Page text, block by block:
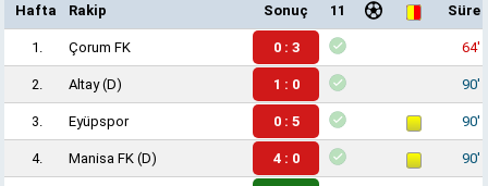
Hafta Rakip Sonuç 11 Süre
1. Çorum FK 0 : 3 64'
2. Altay(D) 1 : 0 90'
3. Eyüpspor 0 : 5 90'
4. Manisa FK (D) 4 : 0 90'